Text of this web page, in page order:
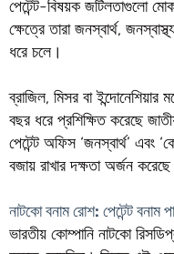
পেটেন্ট-বিষয়ক জটিলতাগুলো
ক্ষেত্রে তারা জনস্বার্থ,
ধরে চলে।
ব্রাজিল, মিসর বা
বছর ধরে প্রশিক্ষিত করেছে
পেটেন্ট অফিস ‘জনস্বার্থ’ এবং
বজায় রাখার দক্ষতা অর্জন
নাটকো বনাম রোশ: পেটেন্ট বনাম
ভারতীয় কোম্পানি নাটকো